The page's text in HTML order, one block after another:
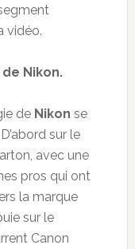
vidéo.
Nikon.
de Nikon se
sur le
avec une
pros qui ont
la marque
sur le
Canon